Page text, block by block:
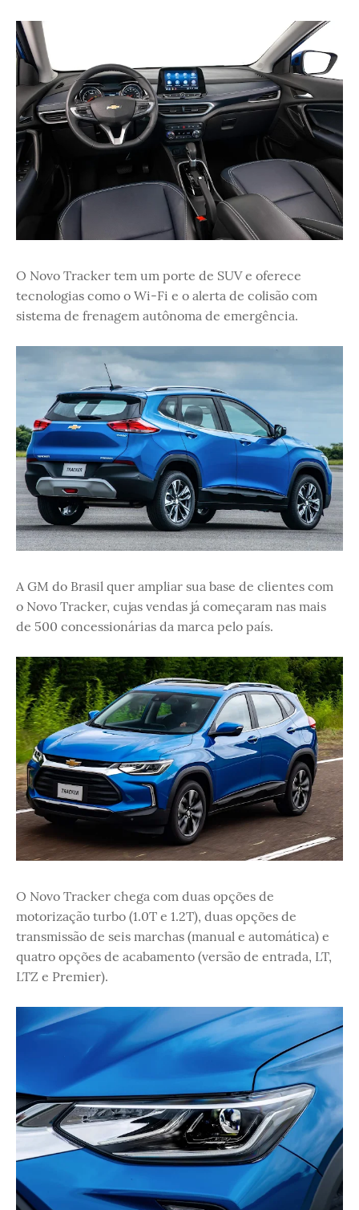
O Novo Tracker tem um porte de SUV e oferece
tecnologias como o Wi-Fi e o alerta de colisão com
sistema de frenagem autônoma de emergência.
A GM do Brasil quer ampliar sua base de clientes com
o Novo Tracker, cujas vendas já começaram nas mais
de 500 concessionárias da marca pelo país.
O Novo Tracker chega com duas opções de
motorização turbo (1.0T e 1.2T), duas opções de
transmissão de seis marchas (manual e automática) e
quatro opções de acabamento (versão de entrada, LT,
LTZ e Premier).